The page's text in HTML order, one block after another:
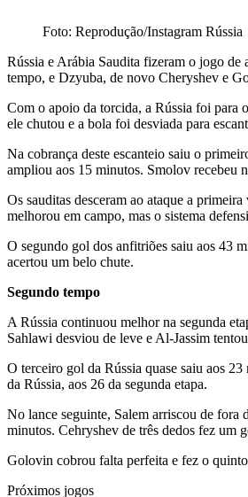
Foto: Reprodução/Instagram Rússia
Rússia e Arábia Saudita fizeram o jogo
tempo, e Dzyuba, de novo Cheryshev e
Com o apoio da torcida, a Rússia foi para
ele chutou e a bola foi desviada para
Na cobrança deste escanteio saiu o
ampliou aos 15 minutos. Smolov recebeu
Os sauditas desceram ao ataque a
melhorou em campo, mas o sistema
O segundo gol dos anfitriões saiu aos 43
acertou um belo chute.
Segundo tempo
A Rússia continuou melhor na segunda
Sahlawi desviou de leve e Al-Jassim
O terceiro gol da Rússia quase saiu aos
da Rússia, aos 26 da segunda etapa.
No lance seguinte, Salem arriscou de fora
minutos. Cehryshev de três dedos fez um
Golovin cobrou falta perfeita e fez o
Próximos jogos